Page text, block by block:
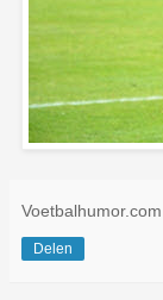
Voetbalhumor.com
Delen